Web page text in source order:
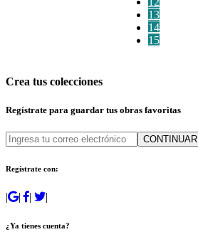
13
14
15
Crea tus colecciones
Regístrate para guardar tus obras favoritas
CONTINUAR
Regístrate con:
| | | |
¿Ya tienes cuenta?